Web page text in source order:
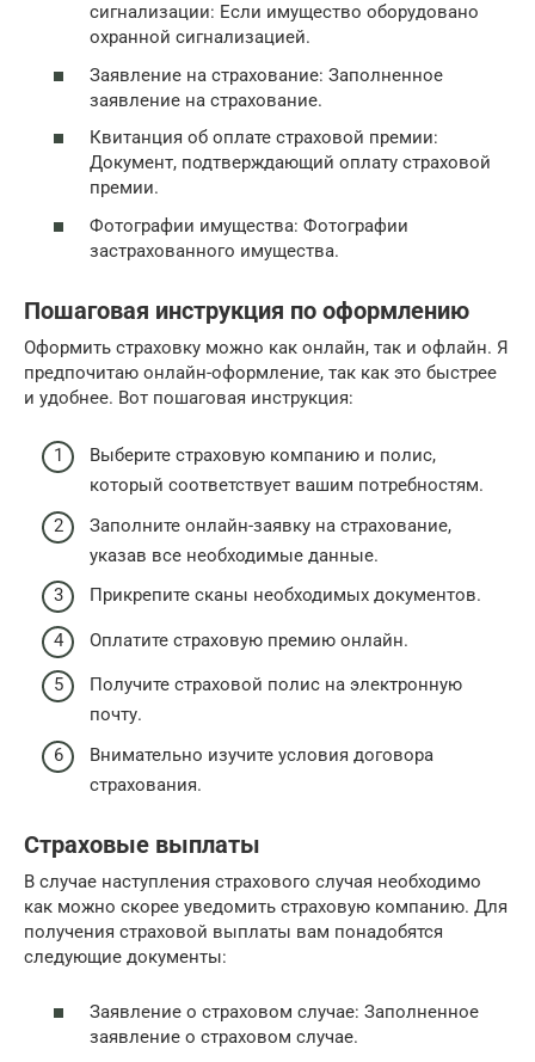
сигнализации: Если имущество оборудовано
охранной сигнализацией.
Заявление на страхование: Заполненное
заявление на страхование.
Квитанция об оплате страховой премии:
Документ, подтверждающий оплату страховой
премии.
Фотографии имущества: Фотографии
застрахованного имущества.
Пошаговая инструкция по оформлению
Оформить страховку можно как онлайн, так и офлайн. Я
предпочитаю онлайн-оформление, так как это быстрее
и удобнее. Вот пошаговая инструкция:
Выберите страховую компанию и полис,
который соответствует вашим потребностям.
Заполните онлайн-заявку на страхование,
указав все необходимые данные.
Прикрепите сканы необходимых документов.
Оплатите страховую премию онлайн.
Получите страховой полис на электронную
почту.
Внимательно изучите условия договора
страхования.
Страховые выплаты
В случае наступления страхового случая необходимо
как можно скорее уведомить страховую компанию. Для
получения страховой выплаты вам понадобятся
следующие документы:
Заявление о страховом случае: Заполненное
заявление о страховом случае.